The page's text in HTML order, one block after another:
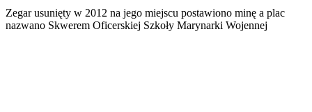
Zegar usunięty w 2012 na jego miejscu postawiono minę a plac
nazwano Skwerem Oficerskiej Szkoły Marynarki Wojennej